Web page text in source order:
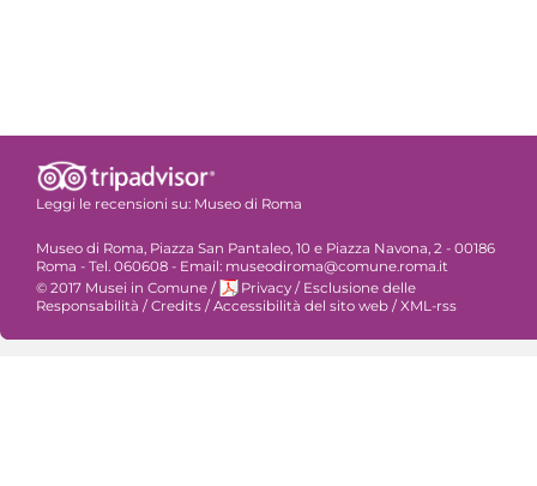
Leggi le recensioni su: Museo di Roma
Museo di Roma, Piazza San Pantaleo, 10 e Piazza Navona, 2 - 00186
Roma - Tel. 060608 - Email: museodiroma@comune.roma.it
© 2017 Musei in Comune / Privacy / Esclusione delle
Responsabilità /Credits /Accessibilità del sito web /XML-rss